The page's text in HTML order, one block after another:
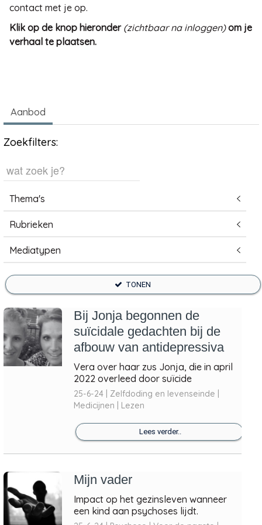
contact met je op.
Klik op de knop hieronder (zichtbaar na inloggen) om je
verhaal te plaatsen.
Aanbod
Zoekfilters:
Thema's
Rubrieken
Mediatypen
TONEN
Bij Jonja begonnen de
suïcidale gedachten bij de
afbouw van antidepressiva
Vera over haar zus Jonja, die in april
2022 overleed door suïcide
25-6-24 | Zelfdoding en levenseinde |
Medicijnen | Lezen
Lees verder..
Mijn vader
Impact op het gezinsleven wanneer
een kind aan psychoses lijdt.